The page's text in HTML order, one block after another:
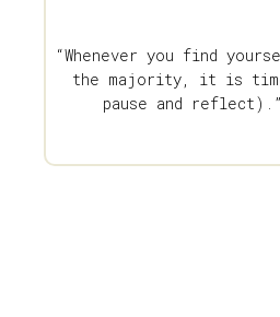
“Whenever you find
the majority, it is
pause and